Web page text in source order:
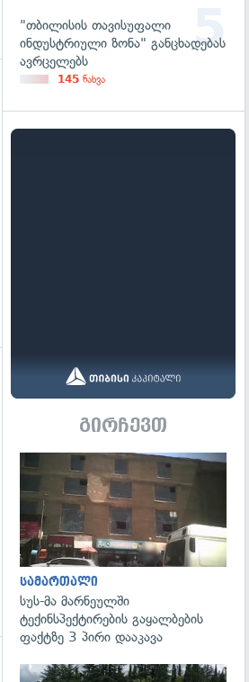
გადახედვა
"თბილისის თავისუფალი
ინდუსტრიული ზონა" განცხადებას
ავრცელებს
145 ნახვა
გირჩევთ
სამართალი
სუს-მა მარნეულში
ტექინსპექტირების გაყალბების
ფაქტზე 3 პირი დააკავა